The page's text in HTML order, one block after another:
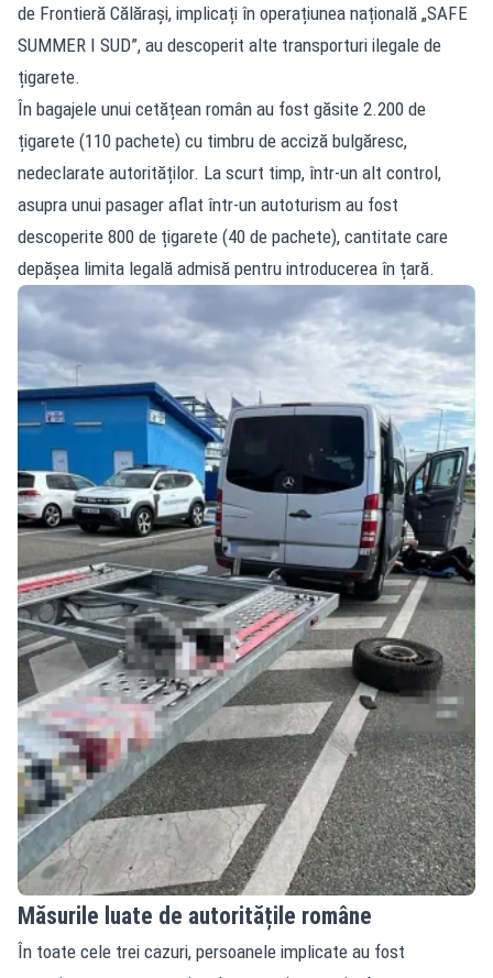
de Frontieră Călărași, implicați în operațiunea națională „SAFE
SUMMER I SUD”, au descoperit alte transporturi ilegale de
țigarete.
În bagajele unui cetățean român au fost găsite 2.200 de
țigarete (110 pachete) cu timbru de acciză bulgăresc,
nedeclarate autorităților. La scurt timp, într-un alt control,
asupra unui pasager aflat într-un autoturism au fost
descoperite 800 de țigarete (40 de pachete), cantitate care
depășea limita legală admisă pentru introducerea în țară.
Măsurile luate de autoritățile române
În toate cele trei cazuri, persoanele implicate au fost